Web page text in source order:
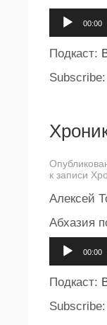
00:00
Подкаст:
Subscribe:
к записи
Алексей
Абхазия
00:00
Подкаст:
Subscribe: